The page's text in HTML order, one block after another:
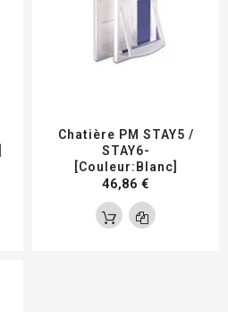
Chatière PM STAY5 /
STAY6-
[Couleur:Blanc]
46,86 €